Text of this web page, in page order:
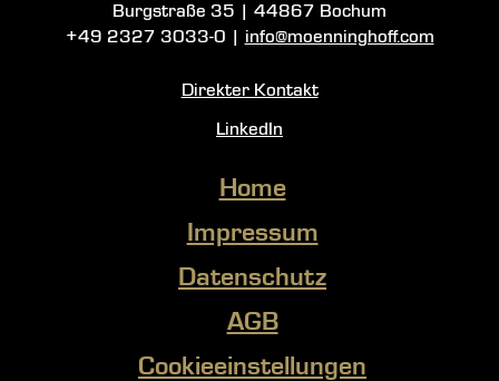
Burgstraße 35
44867 Bochum
+49 2327 3033-0
info@moenninghoff.com
Direkter Kontakt
LinkedIn
Home
Impressum
Datenschutz
AGB
Cookieeinstellungen